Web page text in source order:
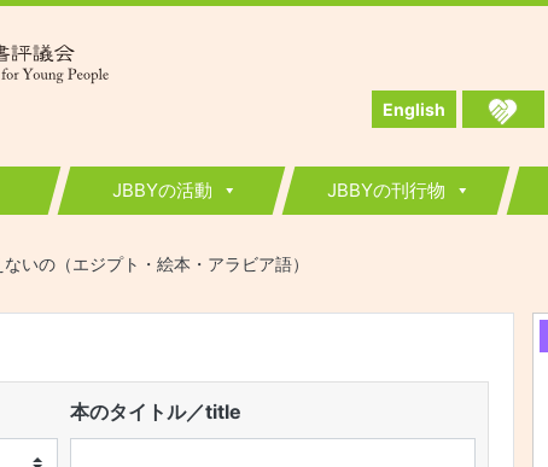
English
JBBYの活動 JBBYの刊行物
いの（エジプト・絵本・アラビア語）
本のタイトル／title